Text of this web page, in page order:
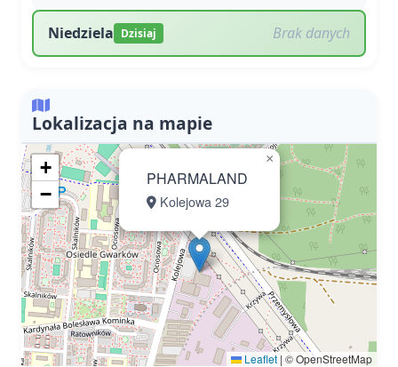
Niedziela Dzisiaj Brak danych
Lokalizacja na mapie
PHARMALAND
Kolejowa 29
×
+
−
Leaflet | © OpenStreetMap